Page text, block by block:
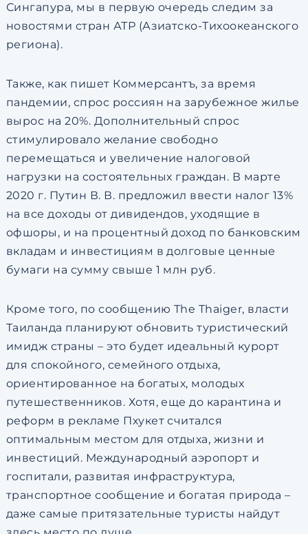
Сингапура, мы в первую очередь следим за
новостями стран АТР (Азиатско-Тихоокеанского
региона).
Также, как пишет Коммерсантъ, за время
пандемии, спрос россиян на зарубежное жилье
вырос на 20%. Дополнительный спрос
стимулировало желание свободно
перемещаться и увеличение налоговой
нагрузки на состоятельных граждан. В марте
2020 г. Путин В. В. предложил ввести налог 13%
на все доходы от дивидендов, уходящие в
офшоры, и на процентный доход по банковским
вкладам и инвестициям в долговые ценные
бумаги на сумму свыше 1 млн руб.
Кроме того, по сообщению The Thaiger, власти
Таиланда планируют обновить туристический
имидж страны – это будет идеальный курорт
для спокойного, семейного отдыха,
ориентированное на богатых, молодых
путешественников. Хотя, еще до карантина и
реформ в рекламе Пхукет считался
оптимальным местом для отдыха, жизни и
инвестиций. Международный аэропорт и
госпитали, развитая инфраструктура,
транспортное сообщение и богатая природа –
даже самые притязательные туристы найдут